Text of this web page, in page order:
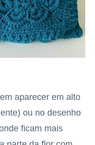
aparecer em alto
ou no desenho
ficam mais